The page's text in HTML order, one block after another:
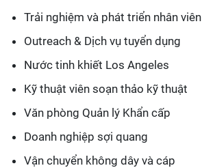
Trải nghiệm và phát triển nhân viên
Outreach & Dịch vụ tuyển dụng
Nước tinh khiết Los Angeles
Kỹ thuật viên soạn thảo kỹ thuật
Văn phòng Quản lý Khẩn cấp
Doanh nghiệp sợi quang
Vận chuyển không dây và cáp